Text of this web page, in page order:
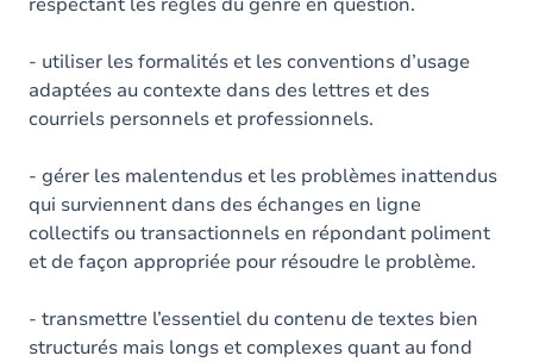
- utiliser les formalités et les conventions d’usage
adaptées au contexte dans des lettres et des
courriels personnels et professionnels.
- gérer les malentendus et les problèmes inattendus
qui surviennent dans des échanges en ligne
collectifs ou transactionnels en répondant poliment
et de façon appropriée pour résoudre le problème.
- transmettre l’essentiel du contenu de textes bien
structurés mais longs et complexes quant au fond